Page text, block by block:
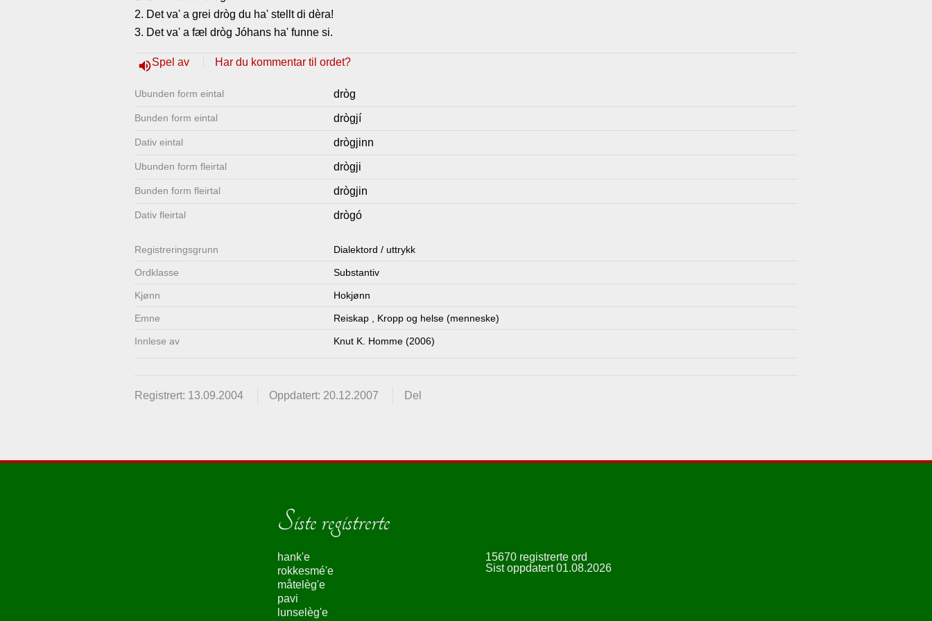
2. Det va' a grei dròg du ha' stellt di dèra!
3. Det va' a fæl dròg Jóhans ha' funne si.
volume_upSpel av Har du kommentar til ordet?
Ubunden form eintal dròg
Bunden form eintal drògjí
Dativ eintal drògjinn
Ubunden form fleirtal drògji
Bunden form fleirtal drògjin
Dativ fleirtal drògó
Registrerings­grunn Dialektord / uttrykk
Ordklasse Substantiv
Kjønn Hokjønn
Emne Reiskap, Kropp og helse (menneske)
Innlese av Knut K. Homme (2006)
Registrert: 13.09.2004 Oppdatert: 20.12.2007 Del
Siste registrerte
hank'e
rokkesmé'e
måtelèg'e
pavi
lunselèg'e
15670 registrerte ord
Sist oppdatert 01.08.2026